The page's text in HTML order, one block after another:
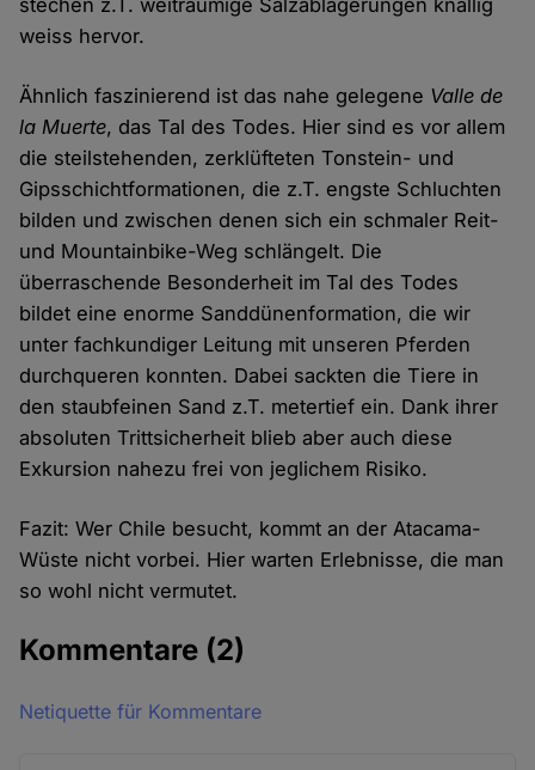
stechen z.T. weiträumige Salzablagerungen knallig
weiss hervor.
Ähnlich faszinierend ist das nahe gelegene Valle de
la Muerte, das Tal des Todes. Hier sind es vor allem
die steilstehenden, zerklüfteten Tonstein- und
Gipsschichtformationen, die z.T. engste Schluchten
bilden und zwischen denen sich ein schmaler Reit-
und Mountainbike-Weg schlängelt. Die
überraschende Besonderheit im Tal des Todes
bildet eine enorme Sanddünenformation, die wir
unter fachkundiger Leitung mit unseren Pferden
durchqueren konnten. Dabei sackten die Tiere in
den staubfeinen Sand z.T. metertief ein. Dank ihrer
absoluten Trittsicherheit blieb aber auch diese
Exkursion nahezu frei von jeglichem Risiko.
Fazit: Wer Chile besucht, kommt an der Atacama-
Wüste nicht vorbei. Hier warten Erlebnisse, die man
so wohl nicht vermutet.
Kommentare (2)
Netiquette für Kommentare